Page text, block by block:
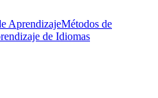
AprendizajeMétodos de
de Idiomas